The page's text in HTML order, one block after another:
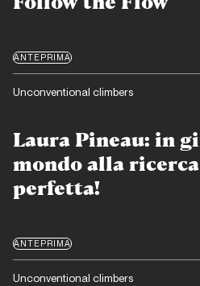
ANTEPRIMA
Laura Pineau: in
mondo alla
perfetta!
Unconventional climbers
ANTEPRIMA
Unconventional climbers